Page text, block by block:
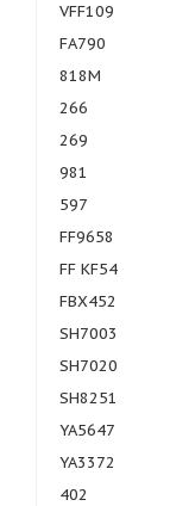
VFF109
FA790
818M
266
269
981
597
FF9658
FF KF54
FBX452
SH7003
SH7020
SH8251
YA5647
YA3372
402